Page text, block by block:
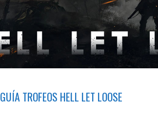
GUÍA TROFEOS HELL LET LOOSE